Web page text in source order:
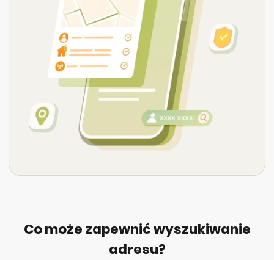
Co może zapewnić wyszukiwanie
adresu?